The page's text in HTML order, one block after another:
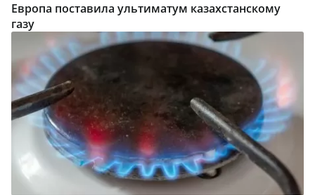
Европа поставила ультиматум казахстанскому
газу